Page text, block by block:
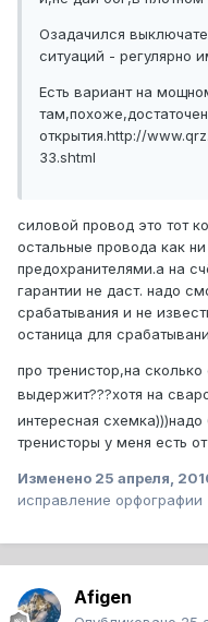
Озадачился
ситуаций - регулярно
Есть вариант на
открытия.http://
33.shtml
силовой провод это тот
остальные провода как
предохранителями.а на
гарантии не даст. надо
срабатывания и не
останица для
про тренистор,на
выдержит???хотя на
интересная схемка)))надо
тренисторы у меня есть
Изменено 25 апреля,
исправление орфографии
Afigen